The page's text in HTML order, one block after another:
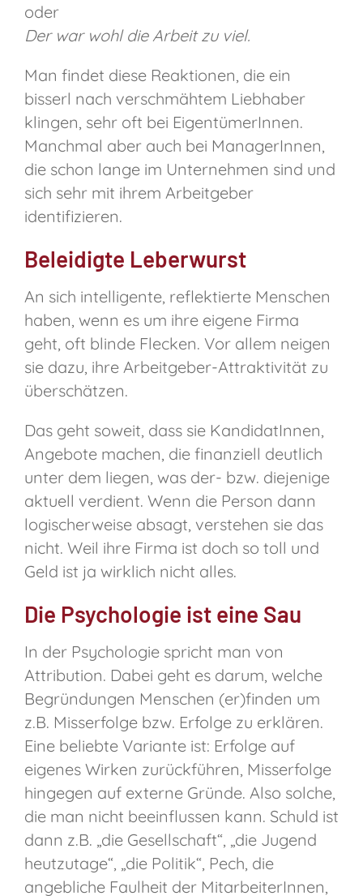
oder
Der war wohl die Arbeit zu viel.
Man findet diese Reaktionen, die ein
bisserl nach verschmähtem Liebhaber
klingen, sehr oft bei EigentümerInnen.
Manchmal aber auch bei ManagerInnen,
die schon lange im Unternehmen sind und
sich sehr mit ihrem Arbeitgeber
identifizieren.
Beleidigte Leberwurst
An sich intelligente, reflektierte Menschen
haben, wenn es um ihre eigene Firma
geht, oft blinde Flecken. Vor allem neigen
sie dazu, ihre Arbeitgeber-Attraktivität zu
überschätzen.
Das geht soweit, dass sie KandidatInnen,
Angebote machen, die finanziell deutlich
unter dem liegen, was der- bzw. diejenige
aktuell verdient. Wenn die Person dann
logischerweise absagt, verstehen sie das
nicht. Weil ihre Firma ist doch so toll und
Geld ist ja wirklich nicht alles.
Die Psychologie ist eine Sau
In der Psychologie spricht man von
Attribution. Dabei geht es darum, welche
Begründungen Menschen (er)finden um
z.B. Misserfolge bzw. Erfolge zu erklären.
Eine beliebte Variante ist: Erfolge auf
eigenes Wirken zurückführen, Misserfolge
hingegen auf externe Gründe. Also solche,
die man nicht beeinflussen kann. Schuld ist
dann z.B. „die Gesellschaft“, „die Jugend
heutzutage“, „die Politik“, Pech, die
angebliche Faulheit der MitarbeiterInnen,